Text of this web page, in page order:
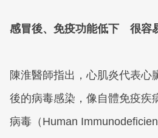
感冒後、免疫功能低下 很容
陳淮醫師指出，心肌炎代表心
後的病毒感染，像自體免疫疾
病毒（Human